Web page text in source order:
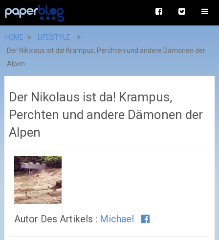
HOME
LIFESTYLE
Der Nikolaus ist da! Krampus, Perchten und andere Dämonen der
Alpen
Der Nikolaus ist da! Krampus,
Perchten und andere Dämonen der
Alpen
Autor Des Artikels : Michael